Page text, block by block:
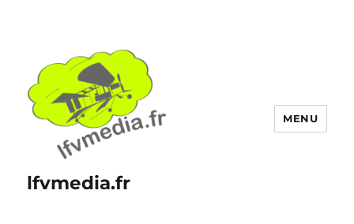
lfvmedia.fr
MENU